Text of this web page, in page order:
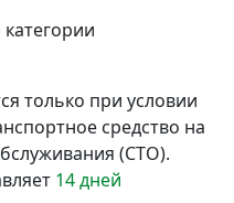
только при условии
средство на
(СТО).
14 дней